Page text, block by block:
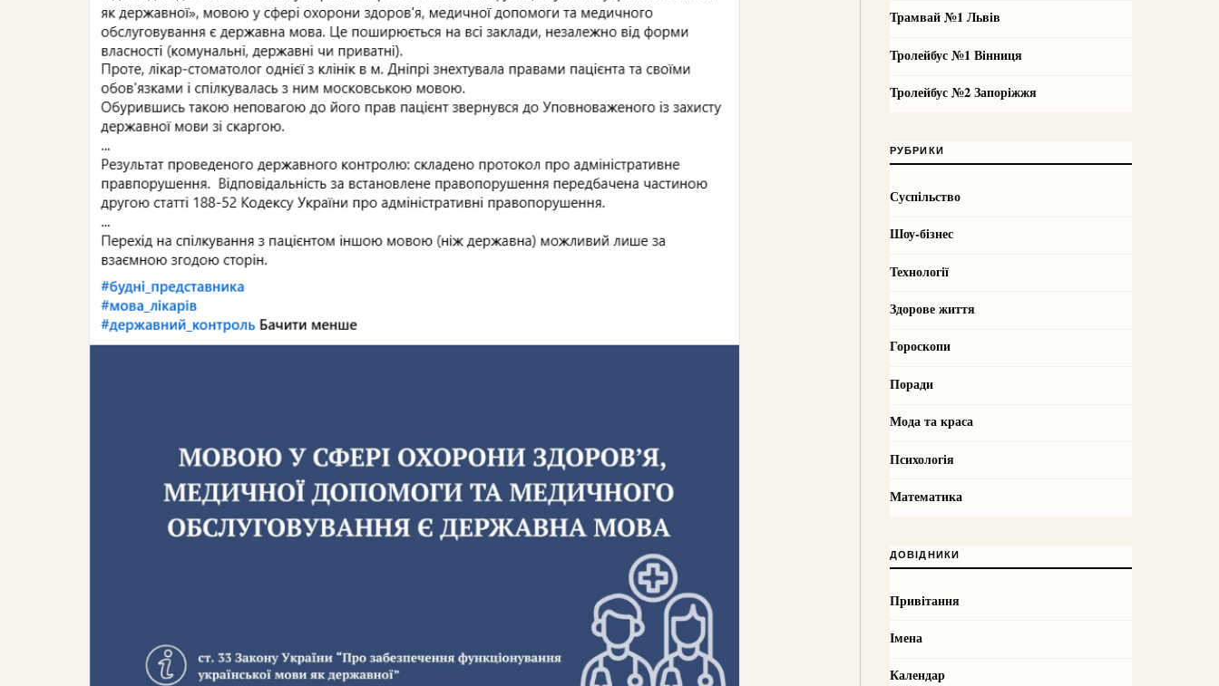
Трамвай №1 Львів
Тролейбус №1 Вінниця
Тролейбус №2 Запоріжжя
РУБРИКИ
Суспільство
Шоу-бізнес
Технології
Здорове життя
Гороскопи
Поради
Мода та краса
Психологія
Математика
ДОВІДНИКИ
Привітання
Імена
Календар